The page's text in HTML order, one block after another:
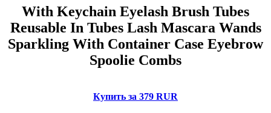
With Keychain Eyelash Brush Tubes
Reusable In Tubes Lash Mascara Wands
Sparkling With Container Case Eyebrow
Spoolie Combs
Купить за 379 RUR